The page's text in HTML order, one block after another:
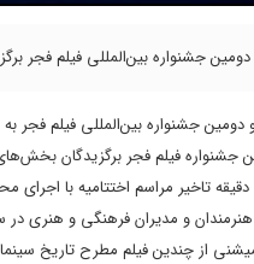
جشنواره بین‌المللی فیلم فجر
جشنواره فیلم فجر برگزیدگان
دقایقی پیش و با حدود ۳۰ دقیقه تاخیر
و مدیران فرهنگی و هنری
از چندین فیلم مطرح تاریخ